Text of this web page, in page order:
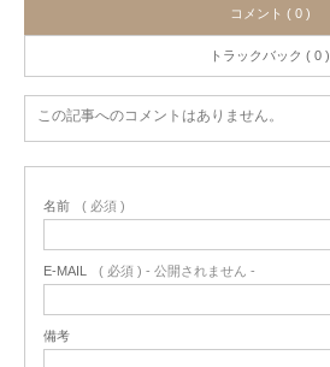
コメント ( 0 )
トラックバック ( 0 )
この記事へのコメントはありません。
名前 ( 必須 )
E-MAIL ( 必須 ) - 公開されません -
備考